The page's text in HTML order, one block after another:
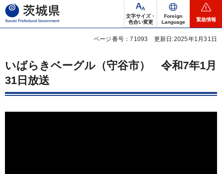
茨城県
文字サイズ・
色合い変更
Foreign
Language
緊急情報
ページ番号：71093 更新日:2025年1月31日
いばらきベーグル（守谷市） 令和7年1月
31日放送